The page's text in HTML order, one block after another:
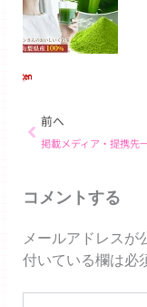
Prev
前へ
掲載メディア・提携先
コメントする
メールアドレスが
付いている欄は必